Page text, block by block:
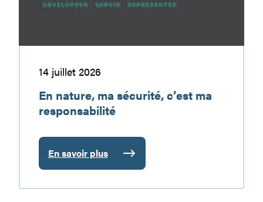
responsabilité
14 juillet 2026
En nature, ma sécurité, c’est ma
responsabilité
En savoir plus
:
En
nature,